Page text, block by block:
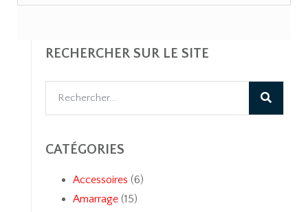
RECHERCHER SUR LE SITE
CATÉGORIES
Accessoires (6)
Amarrage (15)